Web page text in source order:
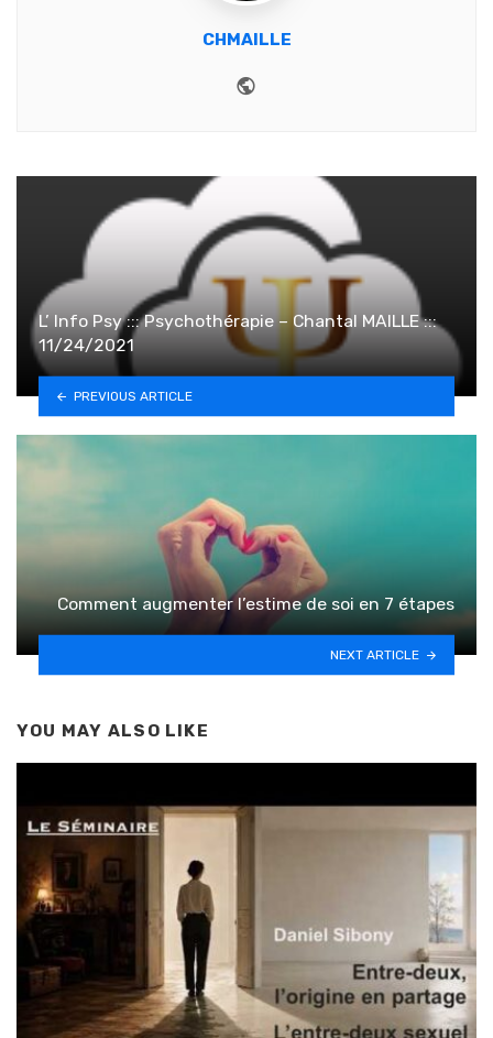
CHMAILLE
L’ Info Psy ::: Psychothérapie – Chantal MAILLE :::
11/24/2021
PREVIOUS ARTICLE
Comment augmenter l’estime de soi en 7 étapes
NEXT ARTICLE
YOU MAY ALSO LIKE